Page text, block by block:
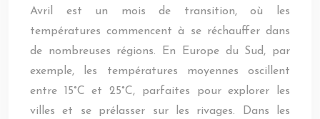
Avril est un mois de transition, où les
températures commencent à se réchauffer dans
de nombreuses régions. En Europe du Sud, par
exemple, les températures moyennes oscillent
entre 15°C et 25°C, parfaites pour explorer les
villes et se prélasser sur les rivages. Dans les